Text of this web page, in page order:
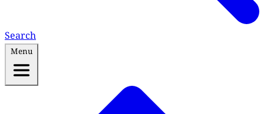
Search
Menu